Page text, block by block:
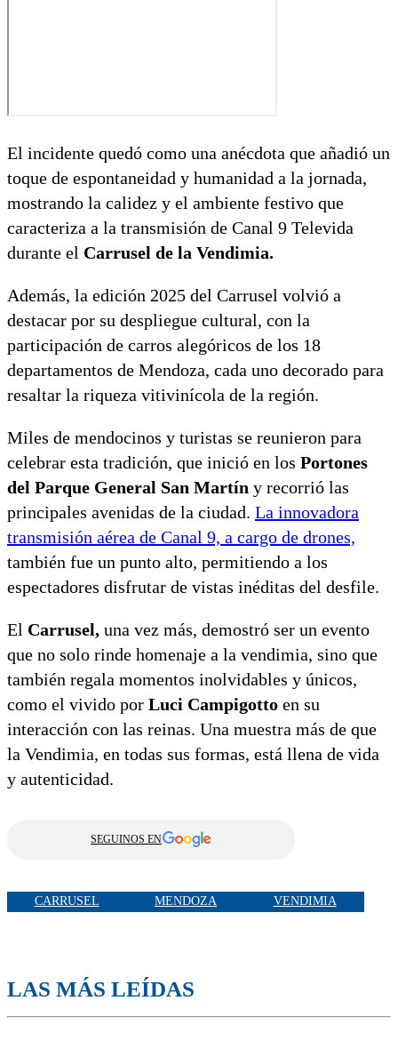
El incidente quedó como una anécdota que añadió un
toque de espontaneidad y humanidad a la jornada,
mostrando la calidez y el ambiente festivo que
caracteriza a la transmisión de Canal 9 Televida
durante el Carrusel de la Vendimia.
Además, la edición 2025 del Carrusel volvió a
destacar por su despliegue cultural, con la
participación de carros alegóricos de los 18
departamentos de Mendoza, cada uno decorado para
resaltar la riqueza vitivinícola de la región.
Miles de mendocinos y turistas se reunieron para
celebrar esta tradición, que inició en los Portones
del Parque General San Martín y recorrió las
principales avenidas de la ciudad. La innovadora
transmisión aérea de Canal 9, a cargo de drones,
también fue un punto alto, permitiendo a los
espectadores disfrutar de vistas inéditas del desfile.
El Carrusel, una vez más, demostró ser un evento
que no solo rinde homenaje a la vendimia, sino que
también regala momentos inolvidables y únicos,
como el vivido por Luci Campigotto en su
interacción con las reinas. Una muestra más de que
la Vendimia, en todas sus formas, está llena de vida
y autenticidad.
SEGUINOS EN
CARRUSEL MENDOZA VENDIMIA
LAS MÁS LEÍDAS